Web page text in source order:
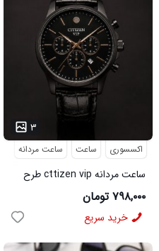
۳
اکسسوری ساعت ساعت مردانه
ساعت مردانه cttizen vip طرح
سه موتوره تمام مشکی کد6555
۷۹۸,۰۰۰ تومان
خرید سریع